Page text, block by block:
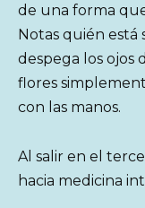
de una forma
Notas quién está
despega los ojos
flores
con las manos.
Al salir en el
hacia medicina